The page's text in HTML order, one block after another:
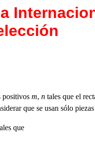
positivos m, n tales que el
que se usan sólo
que